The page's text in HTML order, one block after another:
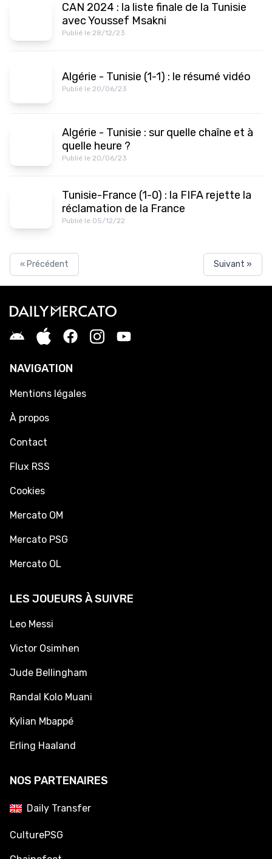
CAN 2024 : la liste finale de la Tunisie
avec Youssef Msakni
Publié le 28/12/23
Algérie - Tunisie (1-1) : le résumé vidéo
Publié le 20/06/23
Algérie - Tunisie : sur quelle chaîne et à
quelle heure ?
Publié le 20/06/23
Tunisie-France (1-0) : la FIFA rejette la
réclamation de la France
Publié le 05/12/22
« Précédent Suivant »
NAVIGATION
Mentions légales
À propos
Contact
Flux RSS
Cookies
Mercato OM
Mercato PSG
Mercato OL
LES JOUEURS À SUIVRE
Leo Messi
Victor Osimhen
Jude Bellingham
Randal Kolo Muani
Kylian Mbappé
Erling Haaland
NOS PARTENAIRES
Daily Transfer
CulturePSG